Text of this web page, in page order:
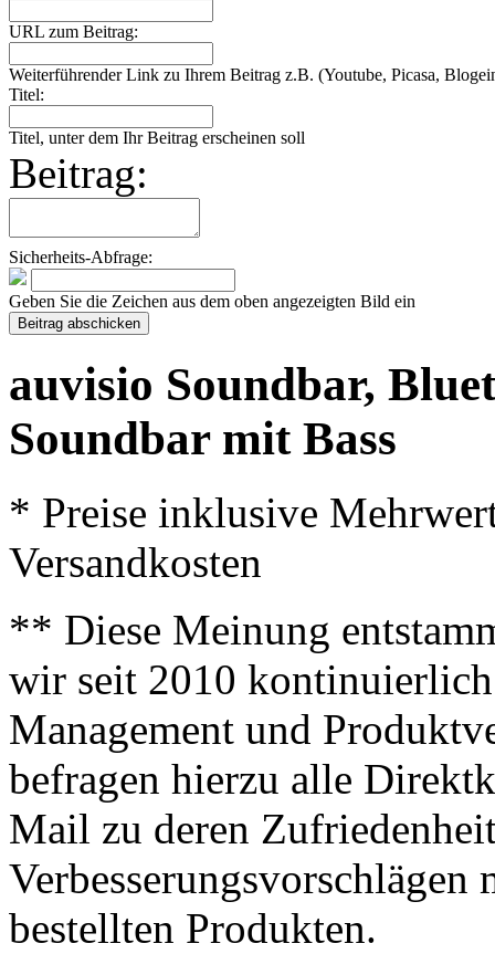
URL zum Beitrag:
Weiterführender Link zu Ihrem Beitrag z.B. (Youtube, Picasa,
Titel:
Titel, unter dem Ihr Beitrag erscheinen soll
Beitrag:
Sicherheits-Abfrage:
Geben Sie die Zeichen aus dem oben angezeigten Bild ein
auvisio Soundbar,
Soundbar mit Bass
* Preise inklusive
Versandkosten
** Diese Meinung
wir seit 2010
Management und
befragen hierzu alle
Mail zu deren
bestellten Produkten.